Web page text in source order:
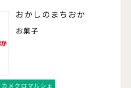
おかしのまちおか
お菓子
カメクロマルシェ